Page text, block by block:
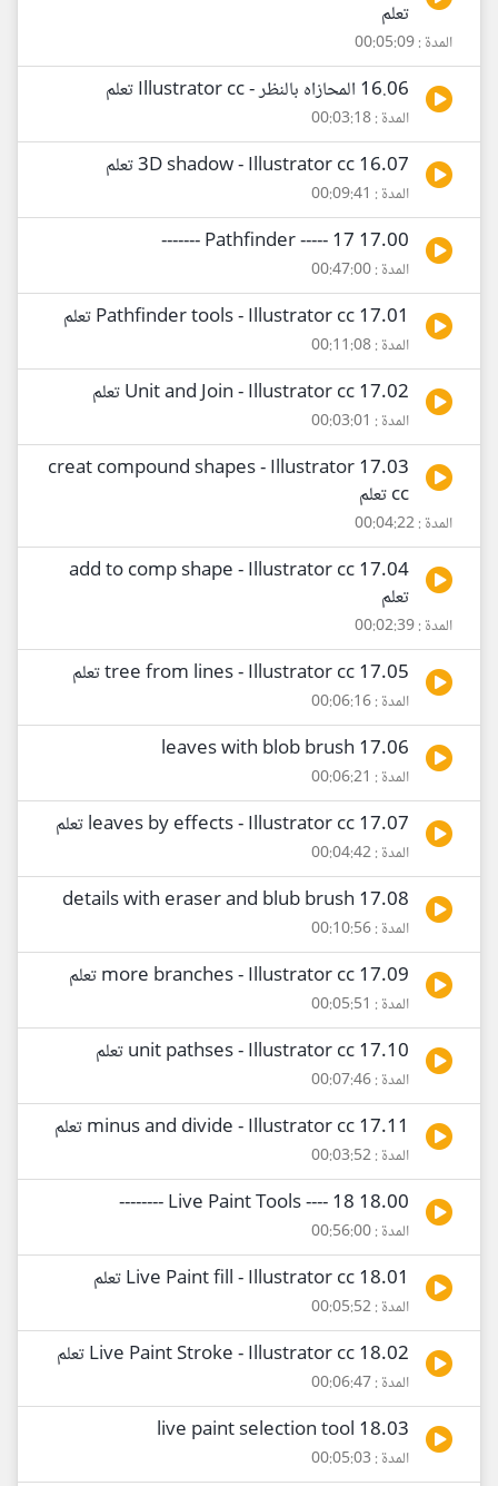
تعلم
المدة : 00:05:09
16.06 المحازاه بالنظر - Illustrator cc تعلم
المدة : 00:03:18
16.07 3D shadow - Illustrator cc تعلم
المدة : 00:09:41
17.00 Pathfinder ----- 17 -------
المدة : 00:47:00
17.01 Pathfinder tools - Illustrator cc تعلم
المدة : 00:11:08
17.02 Unit and Join - Illustrator cc تعلم
المدة : 00:03:01
17.03 creat compound shapes - Illustrator
cc تعلم
المدة : 00:04:22
17.04 add to comp shape - Illustrator cc
تعلم
المدة : 00:02:39
17.05 tree from lines - Illustrator cc تعلم
المدة : 00:06:16
17.06 leaves with blob brush
المدة : 00:06:21
17.07 leaves by effects - Illustrator cc تعلم
المدة : 00:04:42
17.08 details with eraser and blub brush
المدة : 00:10:56
17.09 more branches - Illustrator cc تعلم
المدة : 00:05:51
17.10 unit pathses - Illustrator cc تعلم
المدة : 00:07:46
17.11 minus and divide - Illustrator cc تعلم
المدة : 00:03:52
18.00 Live Paint Tools ---- 18 --------
المدة : 00:56:00
18.01 Live Paint fill - Illustrator cc تعلم
المدة : 00:05:52
18.02 Live Paint Stroke - Illustrator cc تعلم
المدة : 00:06:47
18.03 live paint selection tool
المدة : 00:05:03